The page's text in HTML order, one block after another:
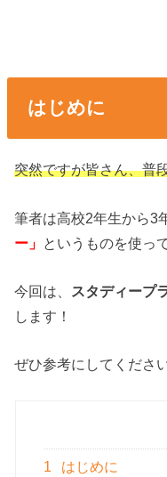
はじめに
突然ですが皆さん、普
筆者は高校2年生から3
ー」 というものを使っ
今回は、 スタディープ
します！
ぜひ参考にしてくださ
1 はじめに